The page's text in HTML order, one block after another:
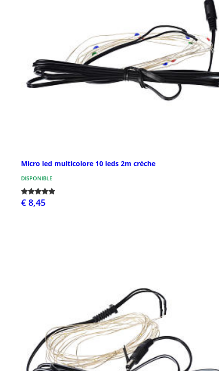
Micro led multicolore 10 leds 2m crèche
DISPONIBLE
€ 8,45